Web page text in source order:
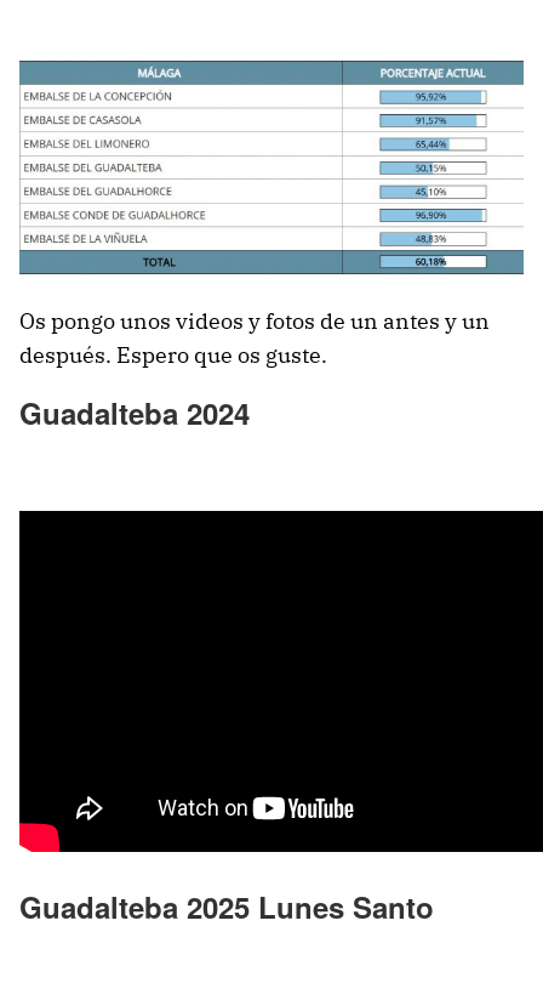
Os pongo unos videos y fotos de un antes y un
después. Espero que os guste.
Guadalteba 2024
Guadalteba 2025 Lunes Santo